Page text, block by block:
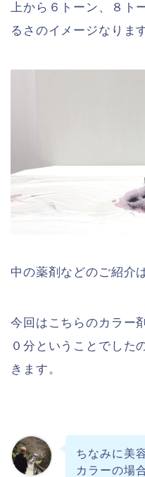
上から６トーン、８ト
るさのイメージなります
中の薬剤などのご紹介
今回はこちらのカラー
０分ということでした
きます。
ちなみに美
カラーの場